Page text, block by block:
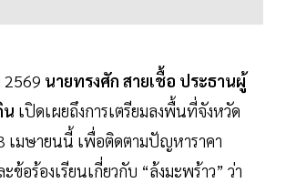
นายทรงศัก สายเชื้อ ประธานผู้
น เปิดเผยถึงการเตรียมลงพื้นที่จังหวัด
เมษายนนี้ เพื่อติดตามปัญหาราคา
ข้อร้องเรียนเกี่ยวกับ “ล้งมะพร้าว” ว่า